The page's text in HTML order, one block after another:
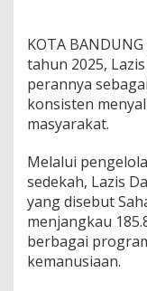
n
a
t
u
r
r
d
a
p
a
KOTA
tahun 2025,
perannya
konsisten
masyarakat.
Melalui
sedekah, Lazis
yang disebut
menjangkau
berbagai
kemanusiaan.